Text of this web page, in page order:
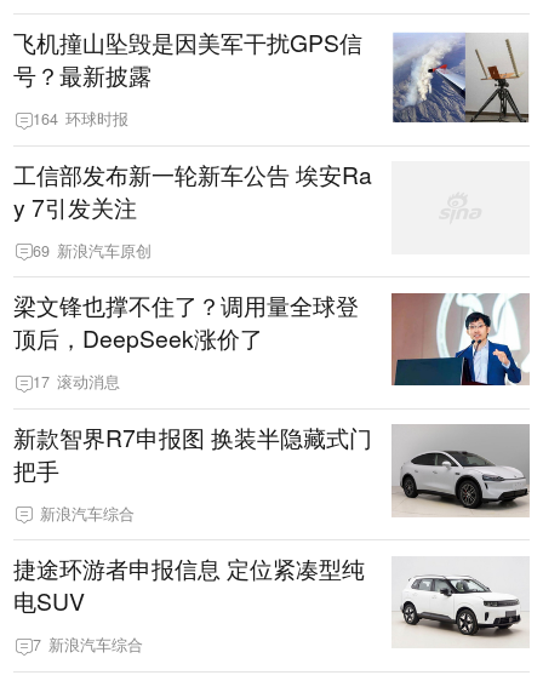
飞机撞山坠毁是因美军干扰GPS信
号？最新披露
164 环球时报
工信部发布新一轮新车公告 埃安Ra
y 7引发关注
69 新浪汽车原创
梁文锋也撑不住了？调用量全球登
顶后，DeepSeek涨价了
17 滚动消息
新款智界R7申报图 换装半隐藏式门
把手
新浪汽车综合
捷途环游者申报信息 定位紧凑型纯
电SUV
7 新浪汽车综合